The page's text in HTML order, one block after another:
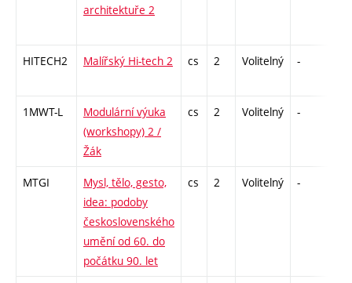
architektuře 2
HITECH2 Malířský Hi-tech 2 cs 2 Volitelný -
1MWT-L
Modulární výuka
(workshopy) 2 /
Žák
cs 2 Volitelný -
MTGI
Mysl, tělo, gesto,
idea: podoby
československého
umění od 60. do
počátku 90. let
cs 2 Volitelný -